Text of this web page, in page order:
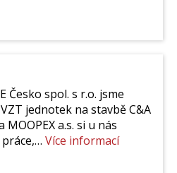
Česko spol. s r.o. jsme
jednotek na stavbě C&A
a.s. si u nás
Více informací: